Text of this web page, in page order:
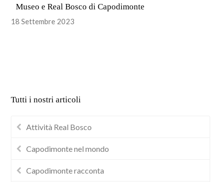
Museo e Real Bosco di Capodimonte
18 Settembre 2023
Tutti i nostri articoli
Attività Real Bosco
Capodimonte nel mondo
Capodimonte racconta